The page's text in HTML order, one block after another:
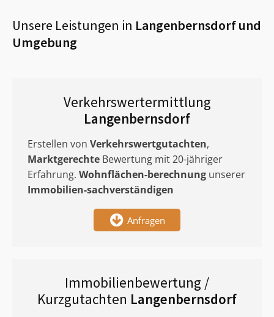
Unsere Leistungen in Langenbernsdorfund
Umgebung
Verkehrswertermittlung
Langenbernsdorf
Erstellen von Verkehrswertgutachten,
Marktgerechte Bewertung mit 20-jähriger
Erfahrung. Wohnflächen-berechnung unserer
Immobilien-sachverständigen
Anfragen
Immobilienbewertung /
Kurzgutachten Langenbernsdorf